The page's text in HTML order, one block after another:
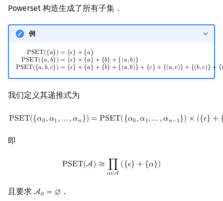
Powerset 构造生成了所有子集．
例
PSET({𝑎}) = {𝜖} + {𝑎}
PSET({𝑎,𝑏}) = {𝜖} + {𝑎} + {𝑏} + {(𝑎,𝑏)}
PSET({𝑎,𝑏,𝑐}) = {𝜖} + {𝑎} + {𝑏} + {(𝑎,𝑏)} + {𝑐} + {(𝑎,𝑐)} + {(𝑏,𝑐)} + {
PSET({a})={ϵ}+{a PSET( {a, b})=
我们定义其递推式为
PSET({𝛼0,𝛼1,… ,𝛼𝑛}) = PSET({𝛼0,𝛼1,… ,𝛼𝑛−1}) × ({𝜖} +
PSET({ 0, ,α n})=PSET({α0,α1, …,α )× }+{ αn })
即
PSET(A) ≅ ∏
𝛼∈A
({𝜖} + {𝛼})
PSET (A) ≅∏α∈ A({ϵ} +{α})
且要求 A0 = ∅
A0= ∅ ．